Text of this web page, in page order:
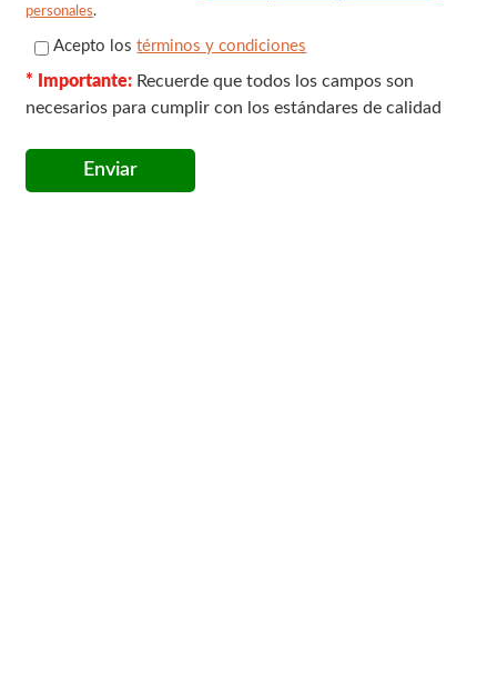
personales.
check*
Acepto lostérminos y condiciones
* Importante: Recuerde que todos los campos son
necesarios para cumplir con los estándares de calidad